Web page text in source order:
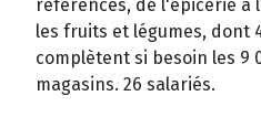
références, de l'épicerie
les fruits et légumes, dont
complètent si besoin les 9
magasins. 26 salariés.